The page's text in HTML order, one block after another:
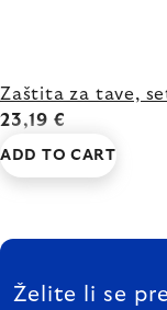
Zaštita za tave,
23,19 €
ADD TO CART
FOOTER
Želite li se